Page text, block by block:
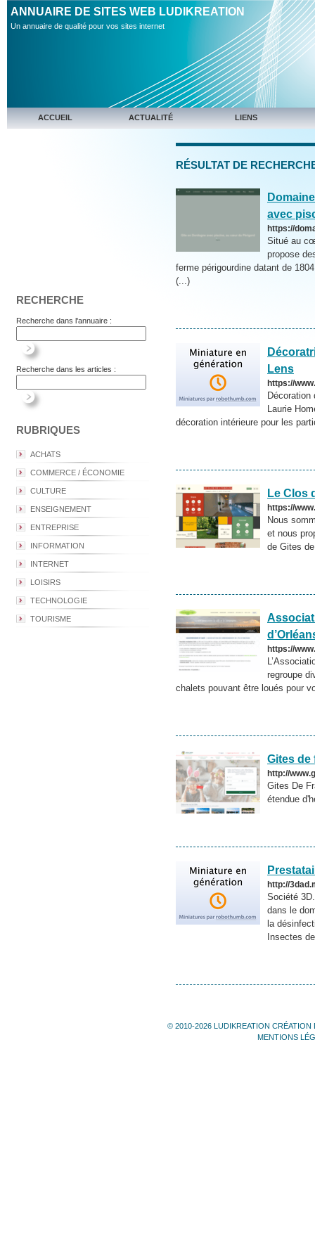
ANNUAIRE DE SITES WEB LUDIKREATION
Un annuaire de qualité pour vos sites internet
ACCUEIL ACTUALITÉ LIENS
RECHERCHE
Recherche dans l'annuaire :
Recherche dans les articles :
RUBRIQUES
ACHATS
COMMERCE / ÉCONOMIE
CULTURE
ENSEIGNEMENT
ENTREPRISE
INFORMATION
INTERNET
LOISIRS
TECHNOLOGIE
TOURISME
RÉSULTAT DE
avec
https://
Situé au
propose
ferme périgourdine datant de
(...)
Lens
https://
Décoration
Laurie
décoration intérieure pour les
Le Clos
https://
Nous
et nous
de Gites
https://
regroupe
chalets pouvant être loués pour
Gites de
http://
Gites De
étendue
http://
Société
dans le
la
Insectes
© 2010-2026 LUDIKREATION CRÉATION
MENTIONS